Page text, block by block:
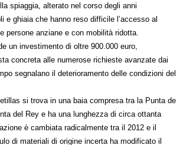
spiaggia, alterato nel corso degli anni
e ghiaia che hanno reso difficile l’accesso al
persone anziane e con mobilità ridotta.
un investimento di oltre 900.000 euro,
concreta alle numerose richieste avanzate dai
segnalano il deterioramento delle condizioni del
si trova in una baia compresa tra la Punta de
del Rey e ha una lunghezza di circa ottanta
è cambiata radicalmente tra il 2012 e il
di materiali di origine incerta ha modificato il